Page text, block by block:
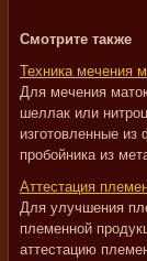
Смотрите также
Техника мечения
Для мечения
шеллак или
изготовленные
пробойника из
Аттестация
Для улучшения
племенной
аттестацию